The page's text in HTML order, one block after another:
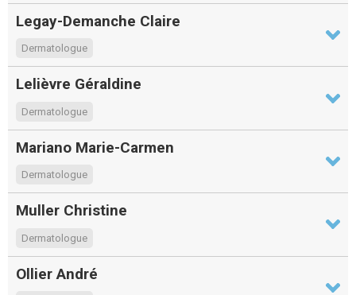
Legay-Demanche Claire
Dermatologue
Lelièvre Géraldine
Dermatologue
Mariano Marie-Carmen
Dermatologue
Muller Christine
Dermatologue
Ollier André